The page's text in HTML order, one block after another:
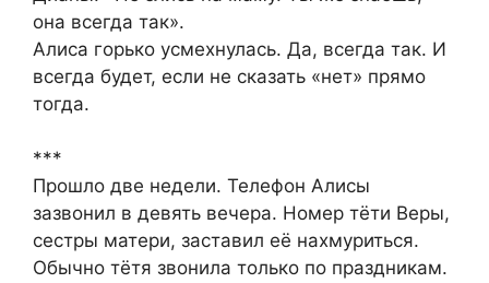
она всегда так».
Алиса горько усмехнулась. Да, всегда так. И
всегда будет, если не сказать «нет» прямо
тогда.
***
Прошло две недели. Телефон Алисы
зазвонил в девять вечера. Номер тёти Веры,
сестры матери, заставил её нахмуриться.
Обычно тётя звонила только по праздникам.